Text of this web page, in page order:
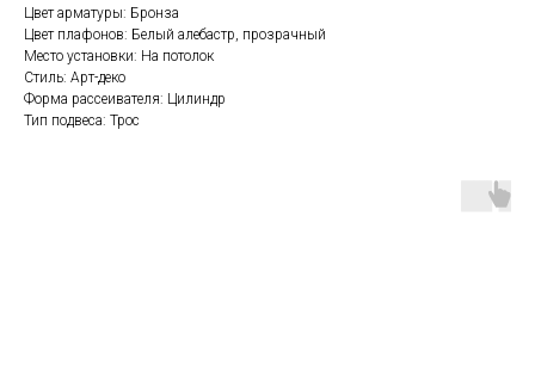
Цвет арматуры: Бронза
Цвет плафонов: Белый алебастр, прозрачный
Место установки: На потолок
Стиль: Арт-деко
Форма рассеивателя: Цилиндр
Тип подвеса: Трос